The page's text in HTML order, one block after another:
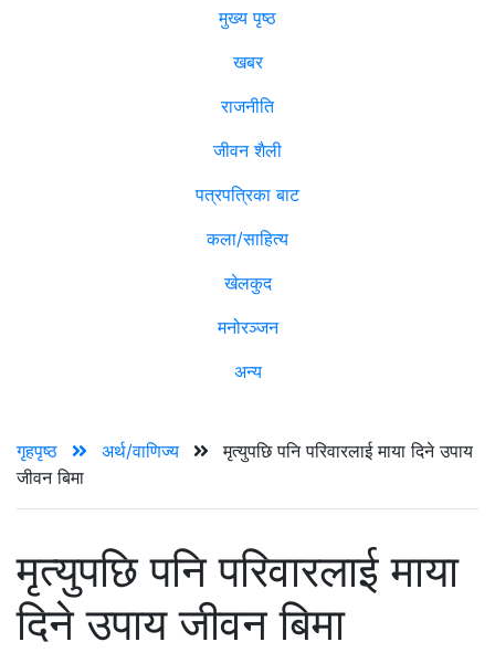
मुख्य पृष्ठ
खबर
राजनीति
जीवन शैली
पत्रपत्रिका बाट
कला/साहित्य
खेलकुद
मनोरञ्जन
अन्य
गृहपृष्ठ अर्थ/वाणिज्य
मृत्युपछि पनि परिवारलाई माया दिने उपाय
जीवन बिमा
मृत्युपछि पनि परिवारलाई माया
दिने उपाय जीवन बिमा